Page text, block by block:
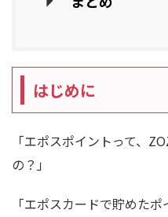
はじめに
「エポスポイントって、
の？」
「エポスカードで貯めた